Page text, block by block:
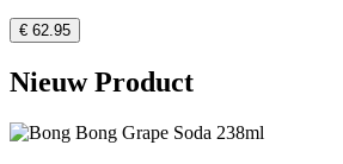
€ 62.95
Nieuw Product